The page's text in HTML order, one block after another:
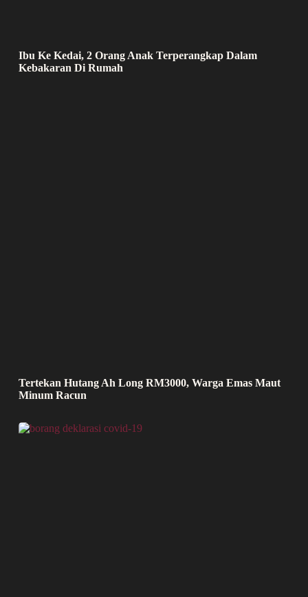
Ibu Ke Kedai, 2 Orang Anak Terperangkap Dalam
Kebakaran Di Rumah
Tertekan Hutang Ah Long RM3000, Warga Emas Maut
Minum Racun